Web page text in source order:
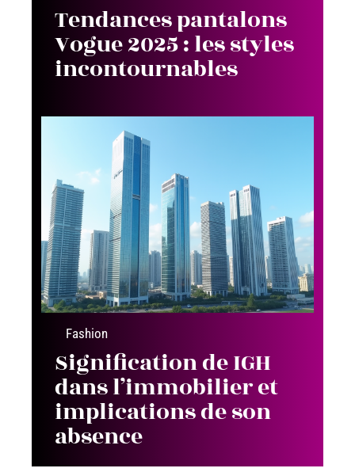
Tendances pantalons
Vogue 2025 : les styles
incontournables
Fashion
Signification de IGH
dans l’immobilier et
implications de son
absence